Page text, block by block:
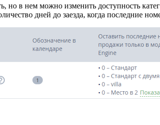
но в нем можно изменить доступность
дней до заезда, когда последние